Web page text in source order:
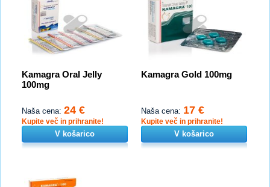
Kamagra Oral Jelly
100mg
Naša cena: 24 €
Kupite več in prihranite!
V košarico
Kamagra Gold 100mg
Naša cena: 17 €
Kupite več in prihranite!
V košarico